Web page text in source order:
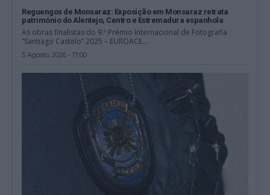
Reguengos de Monsaraz: Exposição em Monsaraz retrata
património do Alentejo, Centro e Estremadura espanhola
As obras finalistas do 9.º Prémio Internacional de Fotografia
“Santiago Castelo” 2025 – EUROACE...
5 Agosto, 2026 - 17:00